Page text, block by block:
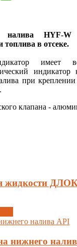
налива HYF-W
в отсеке.
имеет
индикатор
при
клапана -
жидкости
нижнего